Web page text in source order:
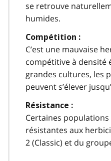
se retrouve
humides.
Compétition :
C’est une mauvaise
compétitive à densité
grandes cultures, les
peuvent s’élever
Résistance :
Certaines
résistantes aux
2 (Classic) et du